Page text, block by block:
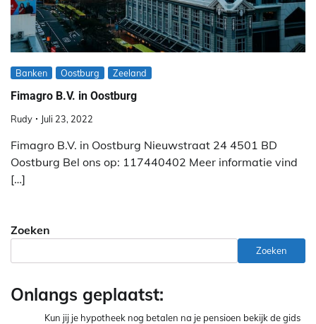
Banken Oostburg Zeeland
Fimagro B.V. in Oostburg
Rudy Juli 23, 2022
Fimagro B.V. in Oostburg Nieuwstraat 24 4501 BD
Oostburg Bel ons op: 117440402 Meer informatie vind
[…]
Zoeken
Zoeken
Onlangs geplaatst:
Kun jij je hypotheek nog betalen na je pensioen bekijk de gids